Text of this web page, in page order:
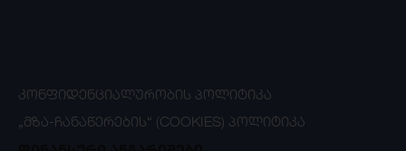
ᲙᲝᲜᲤᲘᲓᲔᲜᲪᲘᲐᲚᲣᲠᲝᲑᲘᲡ ᲞᲝᲚᲘᲢᲘᲙᲐ
„ᲛᲖᲐ-ᲩᲐᲜᲐᲬᲔᲠᲔᲑᲘᲡ“ (COOKIES) ᲞᲝᲚᲘᲢᲘᲙᲐ